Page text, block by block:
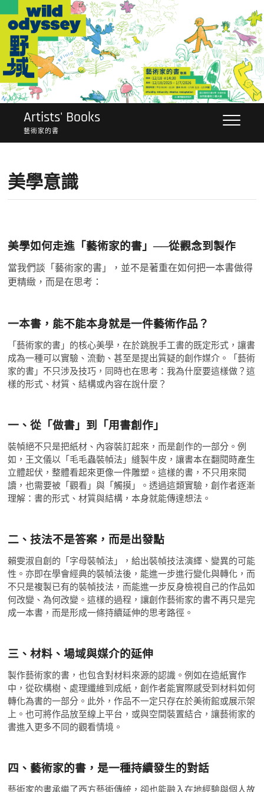
content
Artists' Books
藝術家的書
美學意識
美學如何走進「藝術家的書」──從觀念到製作
當我們談「藝術家的書」，並不是著重在如何把一本書做得
更精緻，而是在思考：
一本書，能不能本身就是一件藝術作品？
「藝術家的書」的核心美學，在於跳脫手工書的既定形式，讓書
成為一種可以實驗、流動、甚至是提出質疑的創作媒介。「藝術
家的書」不只涉及技巧，同時也在思考：我為什麼要這樣做？這
樣的形式、材質、結構或內容在說什麼？
一、從「做書」到「用書創作」
裝幀絕不只是把紙材、內容裝訂起來，而是創作的一部分。例
如，王文儀以「毛毛蟲裝幀法」縫製牛皮，讓書本在翻閱時產生
立體起伏，整體看起來更像一件雕塑。這樣的書，不只用來閱
讀，也需要被「觀看」與「觸摸」。透過這類實驗，創作者逐漸
理解：書的形式、材質與結構，本身就能傳達想法。
二、技法不是答案，而是出發點
賴雯淑自創的「字母裝幀法」，給出裝幀技法演繹、變異的可能
性。亦即在學會經典的裝幀法後，能進一步進行變化與轉化，而
不只是複製已有的裝幀技法，而能進一步反身檢視自己的作品如
何改變、為何改變。這樣的過程，讓創作藝術家的書不再只是完
成一本書，而是形成一條持續延伸的思考路徑。
三、材料、場域與媒介的延伸
製作藝術家的書，也包含對材料來源的認識。例如在造紙實作
中，從砍構樹、處理纖維到成紙，創作者能實際感受到材料如何
轉化為書的一部分。此外，作品不一定只存在於美術館或展示架
上。也可將作品放至線上平台，或與空間裝置結合，讓藝術家的
書進入更多不同的觀看情境。
四、藝術家的書，是一種持續發生的對話
藝術家的書承繼了西方藝術傳統，卻也能融入在地經驗與個人故